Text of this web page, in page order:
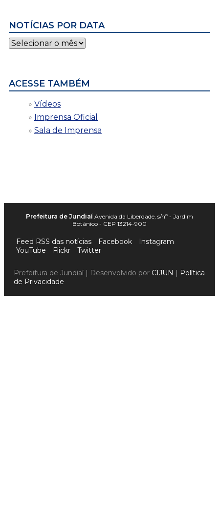
NOTÍCIAS POR DATA
Notícias
por
ACESSE TAMBÉM
Vídeos
Imprensa Oficial
Sala de Imprensa
Prefeitura de Jundiaí Avenida da Liberdade, s/nº - Jardim
Botânico - CEP 13214-900
Feed RSS das notícias Facebook
Instagram
YouTube
Flickr Twitter
Prefeitura de Jundiaí | Desenvolvido por CIJUN | Política
de Privacidade